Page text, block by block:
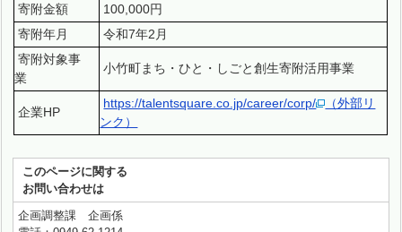
寄附金額
100,000円
寄附年月
令和7年2月
寄附対象事
業
小竹町まち・ひと・しごと創生寄附活用事業
企業HP
https://talentsquare.co.jp/career/corp/
（外部リ
ンク）
このページに関する
お問い合わせは
企画調整課 企画係